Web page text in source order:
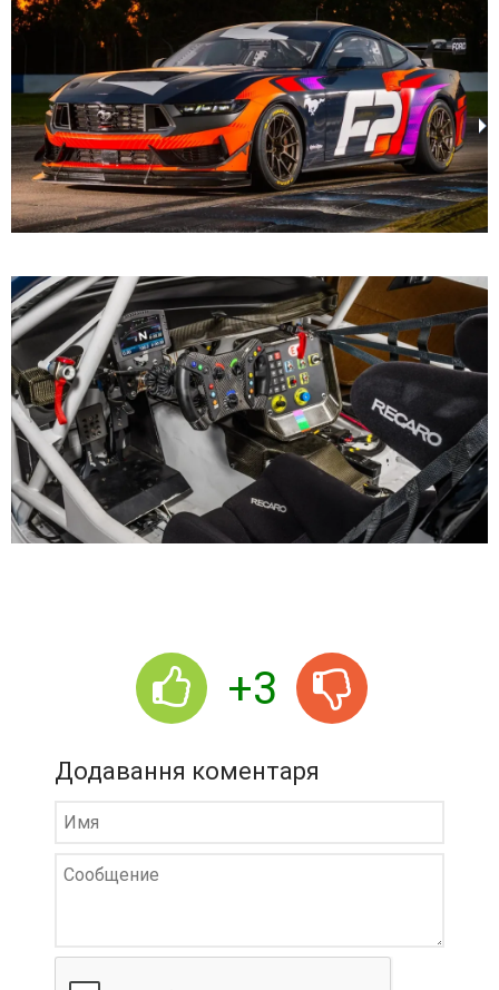
+3
Додавання коментаря